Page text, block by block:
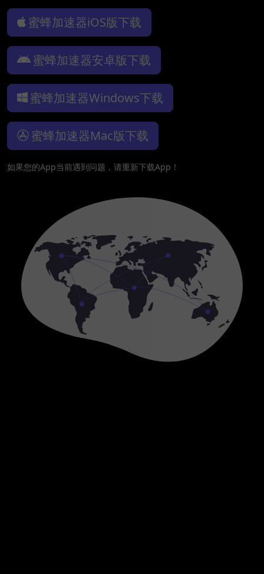
蜜蜂加速器iOS版下载
蜜蜂加速器安卓版下载
蜜蜂加速器Windows下载
蜜蜂加速器Mac版下载
如果您的App当前遇到问题，请重新下载App！